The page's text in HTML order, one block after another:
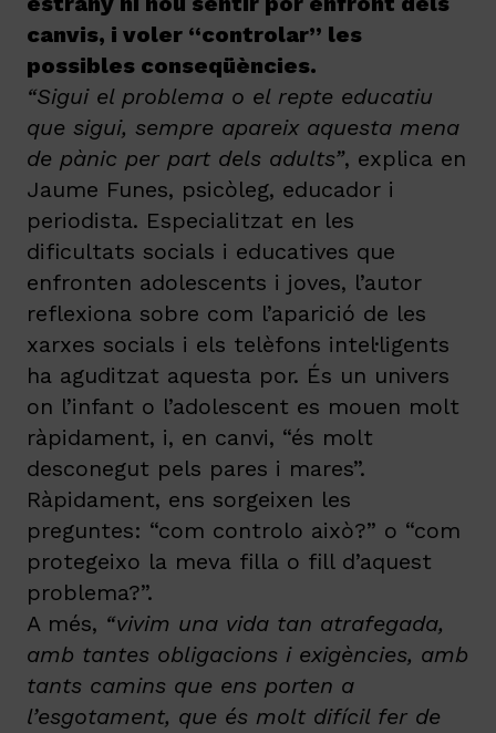
canvis, i voler “controlar” les
possibles conseqüències.
“Sigui el problema o el repte educatiu
que sigui, sempre apareix aquesta mena
de pànic per part dels adults”, explica en
Jaume Funes, psicòleg, educador i
periodista. Especialitzat en les
dificultats socials i educatives que
enfronten adolescents i joves, l’autor
reflexiona sobre com l’aparició de les
xarxes socials i els telèfons intel·ligents
ha aguditzat aquesta por. És un univers
on l’infant o l’adolescent es mouen molt
ràpidament, i, en canvi, “és molt
desconegut pels pares i mares”.
Ràpidament, ens sorgeixen les
preguntes: “com controlo això?” o “com
protegeixo la meva filla o fill d’aquest
problema?”.
A més, “vivim una vida tan atrafegada,
amb tantes obligacions i exigències, amb
tants camins que ens porten a
l’esgotament, que és molt difícil fer de